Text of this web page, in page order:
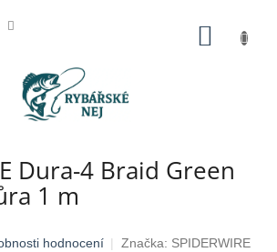
Dura-4 Braid Green
1 m
hodnocení Značka: SPIDERWIRE